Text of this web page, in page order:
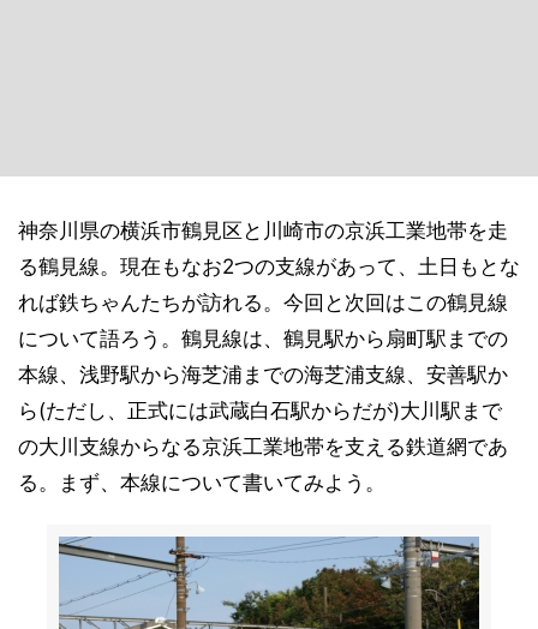
神奈川県の横浜市鶴見区と川崎市の京浜工業地帯を走
る鶴見線。現在もなお2つの支線があって、土日もとな
れば鉄ちゃんたちが訪れる。今回と次回はこの鶴見線
について語ろう。鶴見線は、鶴見駅から扇町駅までの
本線、浅野駅から海芝浦までの海芝浦支線、安善駅か
ら(ただし、正式には武蔵白石駅からだが)大川駅まで
の大川支線からなる京浜工業地帯を支える鉄道網であ
る。まず、本線について書いてみよう。